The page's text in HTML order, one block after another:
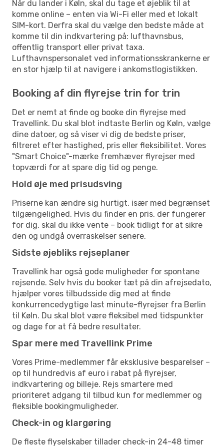
Når du lander i Køln, skal du tage et øjeblik til at
komme online – enten via Wi-Fi eller med et lokalt
SIM-kort. Derfra skal du vælge den bedste måde at
komme til din indkvartering på: lufthavnsbus,
offentlig transport eller privat taxa.
Lufthavnspersonalet ved informationsskrankerne er
en stor hjælp til at navigere i ankomstlogistikken.
Booking af din flyrejse trin for trin
Det er nemt at finde og booke din flyrejse med
Travellink. Du skal blot indtaste Berlin og Køln, vælge
dine datoer, og så viser vi dig de bedste priser,
filtreret efter hastighed, pris eller fleksibilitet. Vores
"Smart Choice"-mærke fremhæver flyrejser med
topværdi for at spare dig tid og penge.
Hold øje med prisudsving
Priserne kan ændre sig hurtigt, især med begrænset
tilgængelighed. Hvis du finder en pris, der fungerer
for dig, skal du ikke vente – book tidligt for at sikre
den og undgå overraskelser senere.
Sidste øjebliks rejseplaner
Travellink har også gode muligheder for spontane
rejsende. Selv hvis du booker tæt på din afrejsedato,
hjælper vores tilbudsside dig med at finde
konkurrencedygtige last minute-flyrejser fra Berlin
til Køln. Du skal blot være fleksibel med tidspunkter
og dage for at få bedre resultater.
Spar mere med Travellink Prime
Vores Prime-medlemmer får eksklusive besparelser –
op til hundredvis af euro i rabat på flyrejser,
indkvartering og billeje. Rejs smartere med
prioriteret adgang til tilbud kun for medlemmer og
fleksible bookingmuligheder.
Check-in og klargøring
De fleste flyselskaber tillader check-in 24-48 timer